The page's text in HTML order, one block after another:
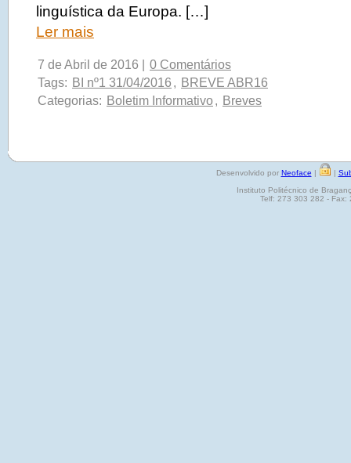
linguística da Europa. […]
Ler mais
7 de Abril de 2016 |
0 Comentários
Tags: BI nº1 31/04/2016 , BREVE ABR16
Categorias: Boletim Informativo, Breves
Desenvolvido por Neoface | |
Instituto Politécnico de
Telf: 273 303 282 - Fax: